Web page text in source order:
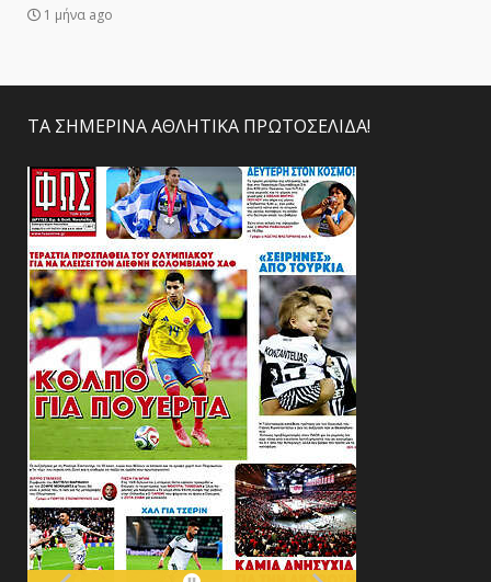
1 μήνα ago
ΤΑ ΣΗΜΕΡΙΝΑ ΑΘΛΗΤΙΚΑ ΠΡΩΤΟΣΕΛΙΔΑ!